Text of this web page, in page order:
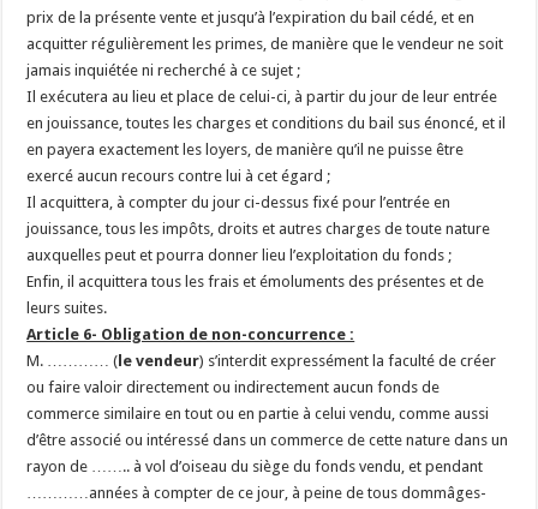
prix de la présente vente et jusqu’à l’expiration du bail cédé, et en
acquitter régulièrement les primes, de manière que le vendeur ne soit
jamais inquiétée ni recherché à ce sujet ;
Il exécutera au lieu et place de celui-ci, à partir du jour de leur entrée
en jouissance, toutes les charges et conditions du bail sus énoncé, et il
en payera exactement les loyers, de manière qu’il ne puisse être
exercé aucun recours contre lui à cet égard ;
Il acquittera, à compter du jour ci-dessus fixé pour l’entrée en
jouissance, tous les impôts, droits et autres charges de toute nature
auxquelles peut et pourra donner lieu l’exploitation du fonds ;
Enfin, il acquittera tous les frais et émoluments des présentes et de
leurs suites.
Article 6- Obligation de non-concurrence :
M. ………… ( le vendeur) s’interdit expressément la faculté de créer
ou faire valoir directement ou indirectement aucun fonds de
commerce similaire en tout ou en partie à celui vendu, comme aussi
d’être associé ou intéressé dans un commerce de cette nature dans un
rayon de …….. à vol d’oiseau du siège du fonds vendu, et pendant
…………années à compter de ce jour, à peine de tous dommâges-